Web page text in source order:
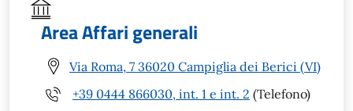
Area Affari generali
Via Roma, 7 36020 Campiglia dei Berici (VI)
+39 0444 866030, int. 1 e int. 2 (Telefono)